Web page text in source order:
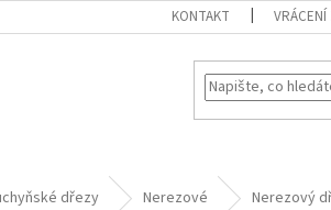
KONTAKT
dřezy Nerezové Nerezový